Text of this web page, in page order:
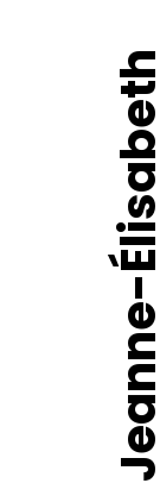
Jeanne-Élisabeth